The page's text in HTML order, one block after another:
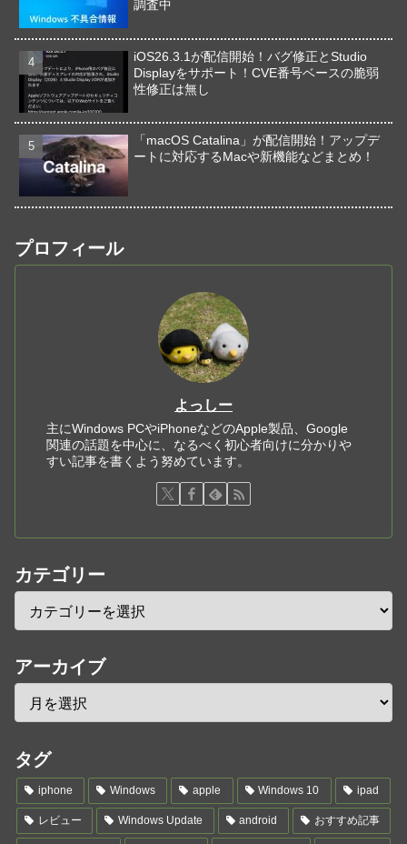
調査中
iOS26.3.1が配信開始！バグ修正とStudio
Displayをサポート！CVE番号ベースの脆弱
性修正は無し
「macOS Catalina」が配信開始！アップデ
ートに対応するMacや新機能などまとめ！
プロフィール
よっしー
主にWindows PCやiPhoneなどのApple製品、Google
関連の話題を中心に、なるべく初心者向けに分かりや
すい記事を書くよう努めています。
カテゴリー
アーカイブ
タグ
iphone Windows apple Windows 10 ipad
レビュー Windows Update android おすすめ記事